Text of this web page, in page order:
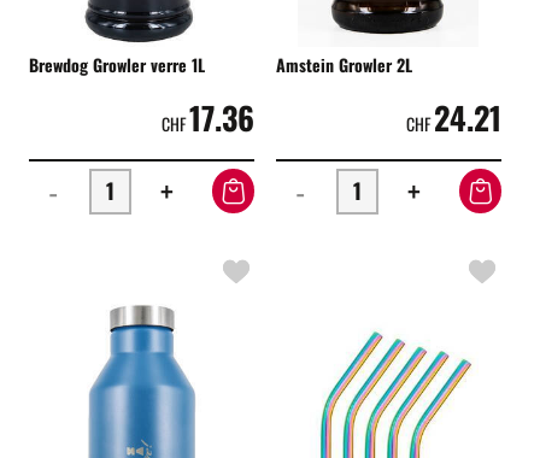
Brewdog Growler verre 1L
CHF17.36
-
+
Amstein Growler 2L
CHF24.21
-
+